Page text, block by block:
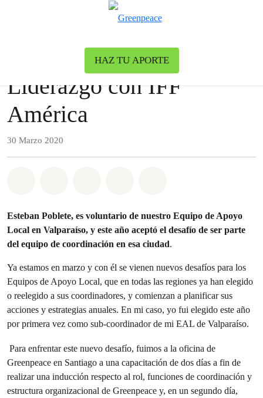
HAZ TU APORTE
Blog
Liderazgo con IFF
América
30 Marzo 2020
Esteban Poblete, es voluntario de nuestro Equipo de Apoyo
Local en Valparaíso, y este año aceptó el desafío de ser parte
del equipo de coordinación en esa ciudad.
Ya estamos en marzo y con él se vienen nuevos desafíos para los
Equipos de Apoyo Local, que en todas las regiones ya han elegido
o reelegido a sus coordinadores, y comienzan a planificar sus
acciones y estrategias anuales. En mi caso, yo fui elegido este año
por primera vez como sub-coordinador de mi EAL de Valparaíso.
Para enfrentar este nuevo desafío, fuimos a la oficina de
Greenpeace en Santiago a una capacitación de dos días a fin de
realizar una inducción respecto al rol, funciones de coordinación y
estructura organizacional de Greenpeace y, en un segundo día,